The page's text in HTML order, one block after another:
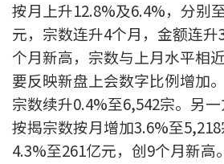
置业预算
供款年期计算
工商铺按揭计算
印花税计算
按月上升12.8%及6.4%，分别
元，宗数连升4个月，金额连
个月新高，宗数与上月水平相
要反映新盘上会数字比例增加
宗数续升0.4%至6,542宗。另
按揭宗数按月增加3.6%至
4.3%至261亿元，创9个月新高。